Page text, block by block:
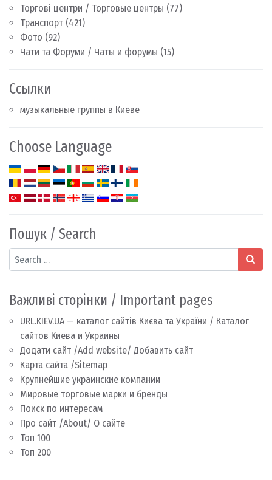
Торгові центри / Торговые центры (77)
Транспорт (421)
Фото (92)
Чати та Форуми / Чаты и форумы (15)
Ссылки
музыкальные группы в Киеве
Choose Language
Пошук / Search
Search
Важливі сторінки / Important pages
URL.KIEV.UA — каталог сайтів Києва та України / Каталог
сайтов Киева и Украины
Додати сайт /Add website/ Добавить сайт
Карта сайта /Sitemap
Крупнейшие украинские компании
Мировые торговые марки и бренды
Поиск по интересам
Про сайт /About/ О сайте
Топ 100
Топ 200